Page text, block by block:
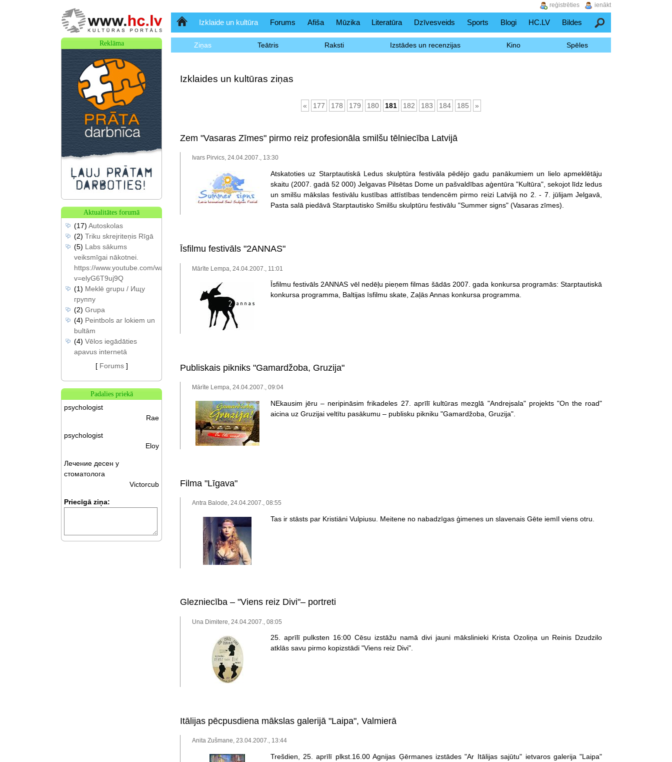
SākumlapaIzklaide un kultūra Forums Afiša Mūzika Literatūra Dzīvesveids Sports Blogi HC.LV Bildes Meklēšana
Ziņas Teātris Raksti Izstādes un recenzijas Kino Spēles
Izklaides un kultūras ziņas
« 177 178 179 180 181 182 183 184 185 »
Zem "Vasaras Zīmes" pirmo reiz profesionāla smilšu tēlniecība Latvijā
Ivars Pirvics, 24.04.2007., 13:30
Atskatoties uz Starptautiskā Ledus skulptūra festivāla pēdējo gadu panākumiem un lielo apmeklētāju
skaitu (2007. gadā 52 000) Jelgavas Pilsētas Dome un pašvaldības aģentūra "Kultūra", sekojot līdz ledus
un smilšu mākslas festivālu kustības attīstības tendencēm pirmo reizi Latvijā no 2. - 7. jūlijam Jelgavā,
Pasta salā piedāvā Starptautisko Smilšu skulptūru festivālu "Summer signs" (Vasaras zīmes).
Īsfilmu festivāls "2ANNAS"
Mārīte Lempa, 24.04.2007., 11:01
Īsfilmu festivāls 2ANNAS vēl nedēļu pieņem filmas šādās 2007. gada konkursa programās: Starptautiskā
konkursa programma, Baltijas īsfilmu skate, Zaļās Annas konkursa programma.
Publiskais pikniks "Gamardžoba, Gruzija"
Mārīte Lempa, 24.04.2007., 09:04
NEkausim jēru – neripināsim frikadeles 27. aprīlī kultūras mezglā "Andrejsala" projekts "On the road"
aicina uz Gruzijai veltītu pasākumu – publisku pikniku "Gamardžoba, Gruzija".
Filma "Līgava"
Antra Balode, 24.04.2007., 08:55
Tas ir stāsts par Kristiāni Vulpiusu. Meitene no nabadzīgas ģimenes un slavenais Gēte iemīl viens otru.
Glezniecība – "Viens reiz Divi"– portreti
Una Dimitere, 24.04.2007., 08:05
25. aprīlī pulksten 16:00 Cēsu izstāžu namā divi jauni mākslinieki Krista Ozoliņa un Reinis Dzudzilo
atklās savu pirmo kopizstādi "Viens reiz Divi".
Itālijas pēcpusdiena mākslas galerijā "Laipa", Valmierā
Anita Zušmane, 23.04.2007., 13:44
Trešdien, 25. aprīlī plkst.16.00 Agnijas Ģērmanes izstādes "Ar Itālijas sajūtu" ietvaros galerija "Laipa"
Reklāma
Aktualitātes forumā
(17) Autoskolas
(2) Triku skrejriteņis Rīgā
(5) Labs sākums
veiksmīgai nākotnei.
https://www.youtube.com/watch?
v=elyG6T9uj9Q
(1) Meklē grupu / Ищу
группу
(2) Grupa
(4) Peintbols ar lokiem un
bultām
(4) Vēlos iegādāties
apavus internetā
[ Forums]
Padalies priekā
psychologist
Rae
psychologist
Eloy
Лечение десен у
стоматолога
Victorcub
Priecīgā ziņa:
ienākt
reģistrēties